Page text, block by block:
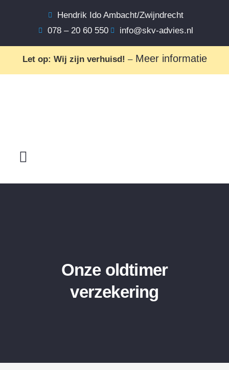
Hendrik Ido Ambacht/Zwijndrecht
078 – 20 60 550
info@skv-advies.nl
Let op: Wij zijn verhuisd! –Meer informatie
Onze oldtimer
verzekering